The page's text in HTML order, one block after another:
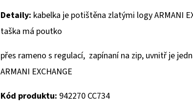
Detaily: kabelka je potištěna zlatými logy ARMANI
taška má poutko
přes rameno s regulací, zapínaní na zip, uvnitř je
ARMANI EXCHANGE
Kód produktu: 942270 CC734